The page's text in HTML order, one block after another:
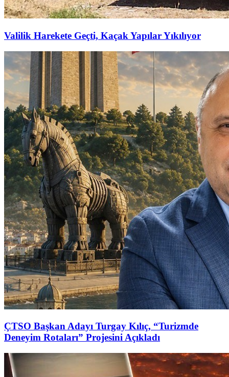
Valilik Harekete Geçti, Kaçak Yapılar Yıkılıyor
ÇTSO Başkan Adayı Turgay Kılıç, “Turizmde
Deneyim Rotaları” Projesini Açıkladı